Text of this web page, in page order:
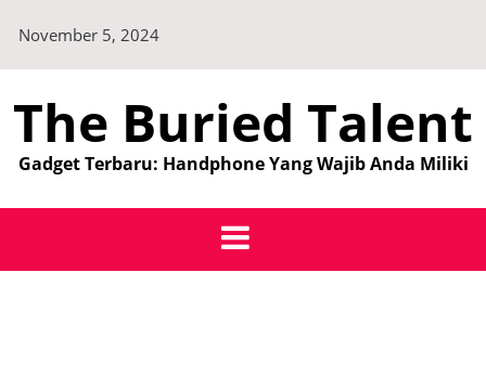
content
November 5, 2024
The Buried Talent
Gadget Terbaru: Handphone Yang Wajib Anda Miliki